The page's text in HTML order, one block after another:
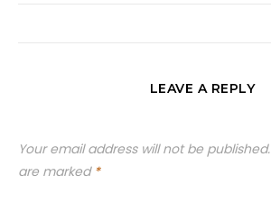
LEAVE A REPLY
Your email address will not be published.
are marked *